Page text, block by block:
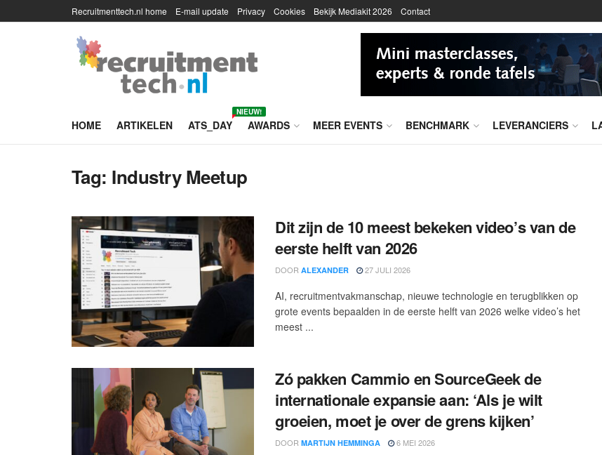
Recruitmenttech.nl home E-mail update Privacy Cookies Bekijk Mediakit 2026 Contact
HOME ARTIKELEN ATS_DAY
NIEUW!
AWARDS MEER EVENTS BENCHMARK LEVERANCIERS
Tag: Industry Meetup
Dit zijn de 10 meest bekeken video’s van de
eerste helft van 2026
DOOR ALEXANDER 27 JULI 2026
AI, recruitmentvakmanschap, nieuwe technologie en terugblikken op
grote events bepaalden in de eerste helft van 2026 welke video’s het
meest ...
Zó pakken Cammio en SourceGeek de
internationale expansie aan: ‘Als je wilt
groeien, moet je over de grens kijken’
DOOR MARTIJN HEMMINGA 6 MEI 2026